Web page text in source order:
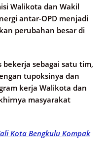
Walikota dan Wakil
antar-OPD menjadi
perubahan besar di
bekerja sebagai satu tim,
tupoksinya dan
kerja Walikota dan
masyarakat
Kota Bengkulu Kompak